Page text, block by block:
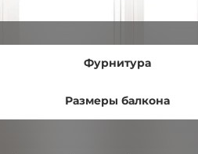
Фурнитура
Размеры балкона